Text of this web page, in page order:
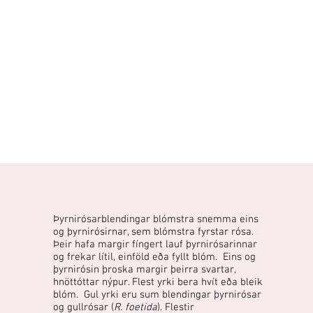
Þyrnirósarblendingar blómstra snemma eins
og þyrnirósirnar, sem blómstra fyrstar rósa.
Þeir hafa margir fíngert lauf þyrnirósarinnar
og frekar lítil, einföld eða fyllt blóm. Eins og
þyrnirósin þroska margir þeirra svartar,
hnöttóttar nýpur. Flest yrki bera hvít eða bleik
blóm. Gul yrki eru sum blendingar þyrnirósar
og gullrósar (R. foetida). Flestir